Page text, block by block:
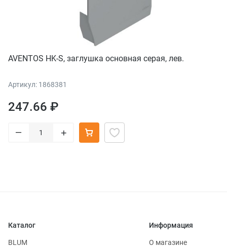
AVENTOS HK-S, заглушка основная серая, лев.
Артикул: 1868381
247.66 ₽
– +
Каталог
BLUM
Информация
О магазине